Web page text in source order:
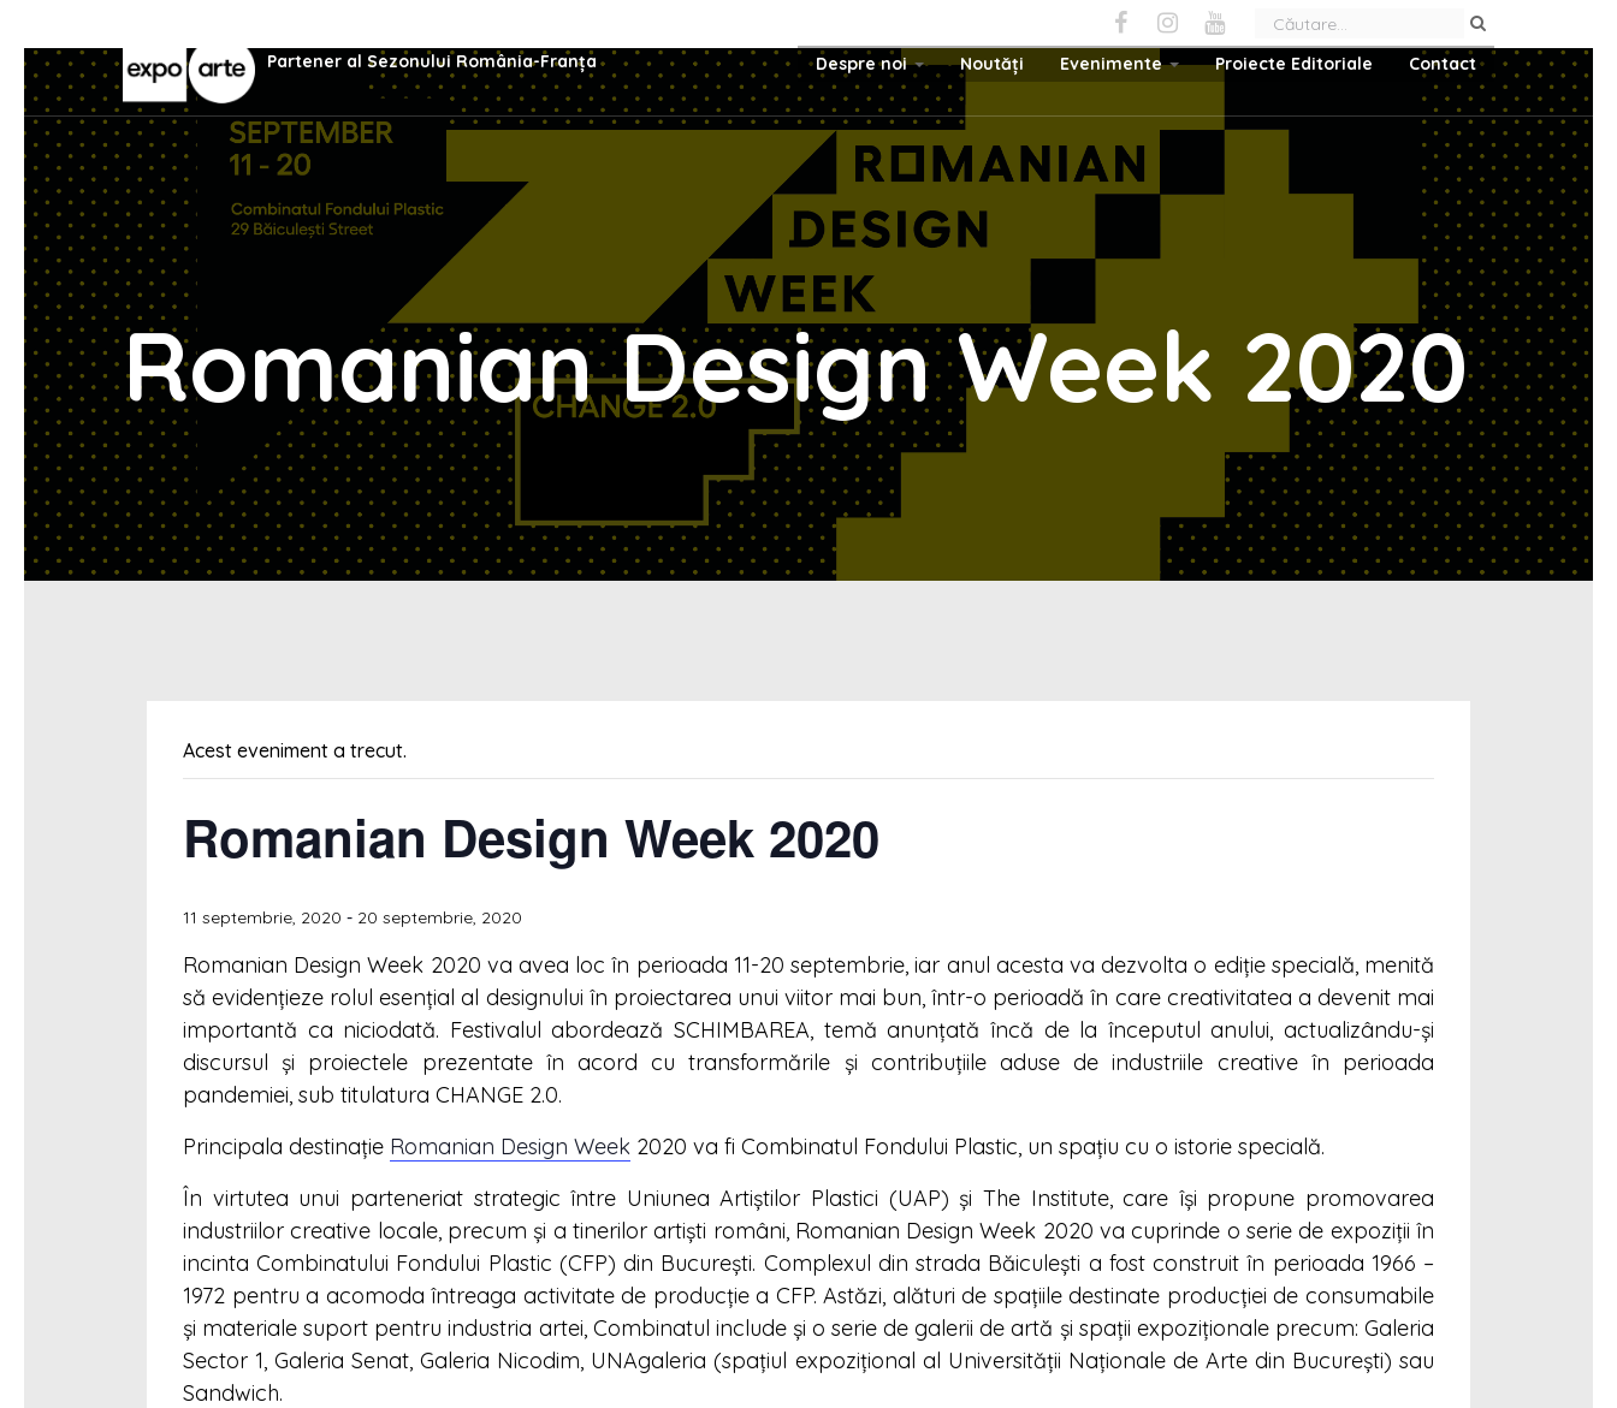
Partener al Sezonului România-Franța Despre noi Noutăți Evenimente Proiecte Editoriale Contact
Romanian Design Week 2020
Acest eveniment a trecut.
Romanian Design Week 2020
11 septembrie, 2020 - 20 septembrie, 2020
Romanian Design Week 2020 va avea loc în perioada 11-20 septembrie, iar anul acesta va dezvolta o ediție specială, menită
să evidențieze rolul esențial al designului în proiectarea unui viitor mai bun, într-o perioadă în care creativitatea a devenit mai
importantă ca niciodată. Festivalul abordează SCHIMBAREA, temă anunțată încă de la începutul anului, actualizându-și
discursul și proiectele prezentate în acord cu transformările și contribuțiile aduse de industriile creative în perioada
pandemiei, sub titulatura CHANGE 2.0.
Principala destinație Romanian Design Week 2020 va fi Combinatul Fondului Plastic, un spațiu cu o istorie specială.
În virtutea unui parteneriat strategic între Uniunea Artiștilor Plastici (UAP) și The Institute, care își propune promovarea
industriilor creative locale, precum și a tinerilor artiști români, Romanian Design Week 2020 va cuprinde o serie de expoziții în
incinta Combinatului Fondului Plastic (CFP) din București. Complexul din strada Băiculești a fost construit în perioada 1966 –
1972 pentru a acomoda întreaga activitate de producţie a CFP. Astăzi, alături de spațiile destinate producției de consumabile
și materiale suport pentru industria artei, Combinatul include și o serie de galerii de artă și spații expoziționale precum: Galeria
Sector 1, Galeria Senat, Galeria Nicodim, UNAgaleria (spaţiul expoziţional al Universităţii Naţionale de Arte din Bucureşti) sau
Sandwich.